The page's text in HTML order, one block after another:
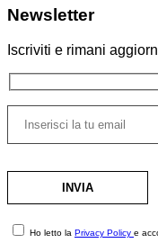
Newsletter
Iscriviti e rimani
Ho letto la Privacy Policy e